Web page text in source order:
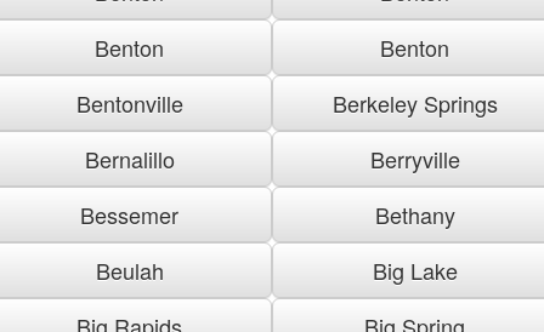
Benton
Benton
Bentonville
Berkeley Springs
Bernalillo
Berryville
Bessemer
Bethany
Beulah
Big Lake